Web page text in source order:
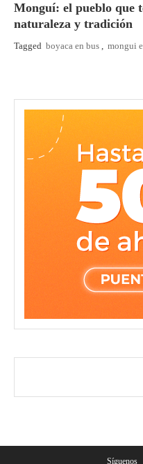
Monguí: el pueblo que
naturaleza y tradición
Tagged boyaca en bus , mongui
Síguenos